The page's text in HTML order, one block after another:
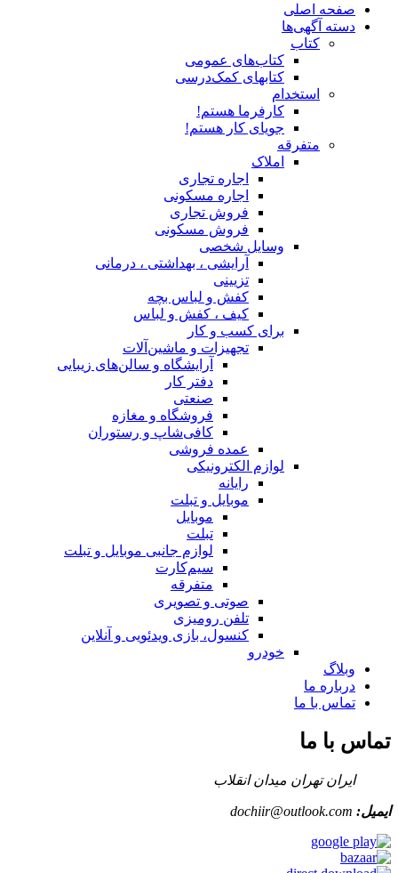
صفحه اصلی
دسته آگهی‌ها
کتاب
کتاب‌های عمومی
کتابهای کمک‌درسی
استخدام
کارفرما هستم!
جویای کار هستم!
متفرقه
املاک
اجاره تجاری
اجاره مسکونی
فروش تجاری
فروش مسکونی
وسایل شخصی
آرایشی ، بهداشتی ، درمانی
تزیینی
کفش و لباس بچه
کیف ، کفش و لباس
برای کسب و کار
تجهیزات و ماشین‌آلات
آرایشگاه و سالن‌های زیبایی
دفتر کار
صنعتی
فروشگاه و مغازه
کافی‌شاپ و رستوران
عمده فروشی
لوازم الکترونیکی
رایانه
موبایل و تبلت
موبایل
تبلت
لوازم جانبی موبایل و تبلت
سیم‌کارت
متفرقه
صوتی و تصویری
تلفن رومیزی
کنسول، بازی‌ ویدئویی و آنلاین
خودرو
وبلاگ
درباره ما
تماس با ما
تماس با ما
ایران تهران میدان انقلاب
ایمیل: dochiir@outlook.com